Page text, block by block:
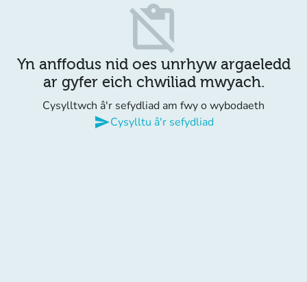
content_paste_off
Yn anffodus nid oes unrhyw argaeledd
ar gyfer eich chwiliad mwyach.
Cysylltwch â'r sefydliad am fwy o wybodaeth
sendCysylltu â'r sefydliad